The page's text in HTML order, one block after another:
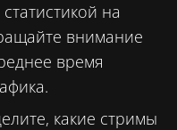
на
внимание
время
какие стримы